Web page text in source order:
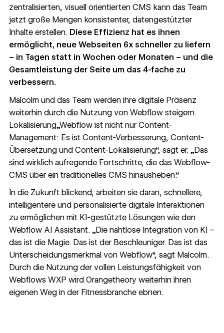
zentralisierten, visuell orientierten CMS kann das Team
jetzt große Mengen konsistenter, datengestützter
Inhalte erstellen. Diese Effizienz hat es ihnen
ermöglicht, neue Webseiten 6x schneller zu liefern
– in Tagen statt in Wochen oder Monaten – und die
Gesamtleistung der Seite um das 4-fache zu
verbessern.
Malcolm und das Team werden ihre digitale Präsenz
weiterhin durch die Nutzung von Webflow steigern.
Lokalisierung„Webflow ist nicht nur Content-
Management: Es ist Content-Verbesserung, Content-
Übersetzung und Content-Lokalisierung“, sagt er. „Das
sind wirklich aufregende Fortschritte, die das Webflow-
CMS über ein traditionelles CMS hinausheben.“
In die Zukunft blickend, arbeiten sie daran, schnellere,
intelligentere und personalisierte digitale Interaktionen
zu ermöglichen mit KI-gestützte Lösungenwie den
Webflow AI Assistant. „Die nahtlose Integration von KI –
das ist die Magie. Das ist der Beschleuniger. Das ist das
Unterscheidungsmerkmal von Webflow“, sagt Malcolm.
Durch die Nutzung der vollen Leistungsfähigkeit von
Webflows WXP wird Orangetheory weiterhin ihren
eigenen Weg in der Fitnessbranche ebnen.